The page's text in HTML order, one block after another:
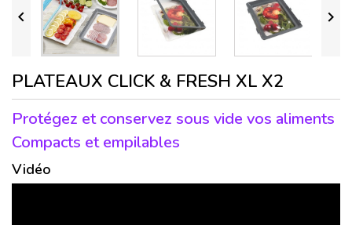
 
PLATEAUX CLICK & FRESH XL X2
Protégez et conservez sous vide vos aliments
Compacts et empilables
Vidéo